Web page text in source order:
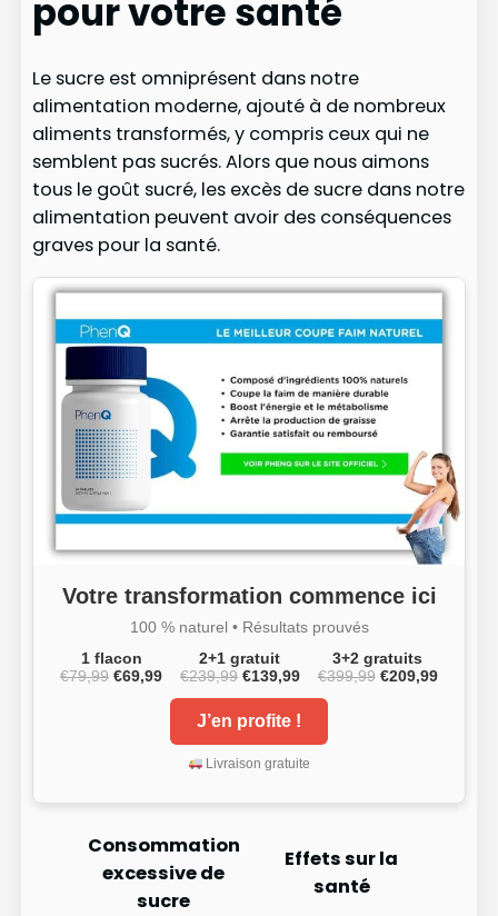
pour votre santé
Le sucre est omniprésent dans notre
alimentation moderne, ajouté à de nombreux
aliments transformés, y compris ceux qui ne
semblent pas sucrés. Alors que nous aimons
tous le goût sucré, les excès de sucre dans notre
alimentation peuvent avoir des conséquences
graves pour la santé.
Votre transformation commence ici
100 % naturel • Résultats prouvés
1 flacon
€79,99 €69,99
2+1 gratuit
€239,99 €139,99
3+2 gratuits
€399,99 €209,99
J’en profite !
Livraison gratuite
Consommation
excessive de
sucre
Effets sur la
santé